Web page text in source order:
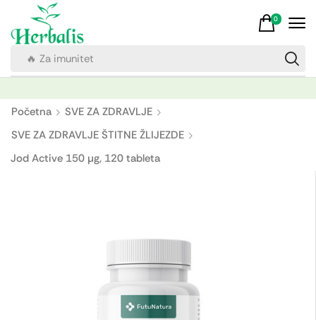
🔥 Za imunitet
0
Početna
SVE ZA ZDRAVLJE
SVE ZA ZDRAVLJE ŠTITNE ŽLIJEZDE
Jod Active 150 µg, 120 tableta